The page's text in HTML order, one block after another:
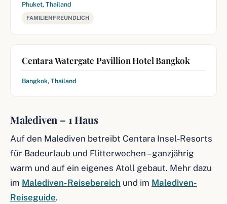
Phuket, Thailand
FAMILIENFREUNDLICH
Centara Watergate Pavillion Hotel Bangkok
Bangkok, Thailand
Malediven – 1 Haus
Auf den Malediven betreibt Centara Insel-Resorts
für Badeurlaub und Flitterwochen – ganzjährig
warm und auf ein eigenes Atoll gebaut. Mehr dazu
im Malediven-Reisebereich und im Malediven-
Reiseguide.